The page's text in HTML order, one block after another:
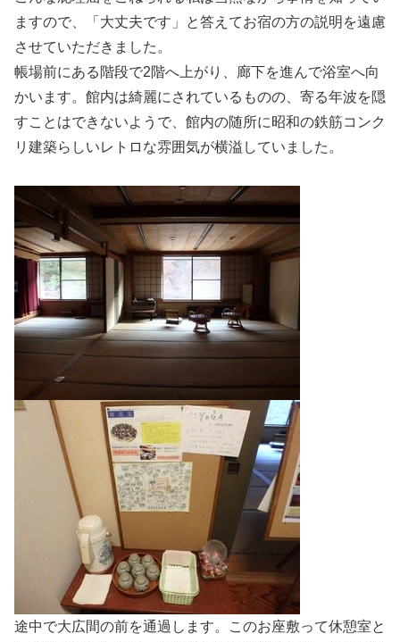
ますので、「大丈夫です」と答えてお宿の方の説明を遠慮
させていただきました。
帳場前にある階段で2階へ上がり、廊下を進んで浴室へ向
かいます。館内は綺麗にされているものの、寄る年波を隠
すことはできないようで、館内の随所に昭和の鉄筋コンク
リ建築らしいレトロな雰囲気が横溢していました。
途中で大広間の前を通過します。このお座敷って休憩室と